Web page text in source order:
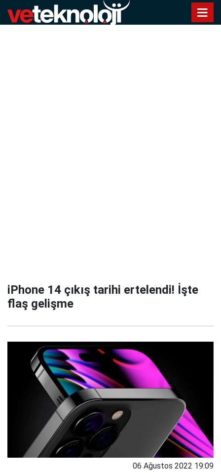
iPhone 14 çıkış tarihi ertelendi! İşte
flaş gelişme
06 Ağustos 2022 19:09